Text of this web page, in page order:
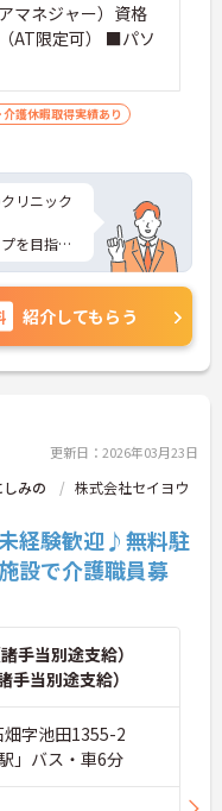
マネジャー）資格
AT限定可） ■パソ
護休暇取得実績あり
リニック
を目指す
、さらに
談くださ
紹介してもらう
更新日：2026年03月23日
みの
株式会社セイヨウ
経験歓迎♪無料駐
設で介護職員募
手当別途支給）
手当別途支給）
畑字池田1355-2
」バス・車6分